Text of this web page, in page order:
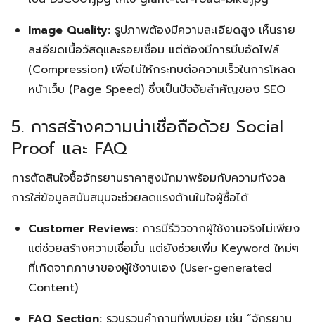
Search
for:
Image Quality: รูปภาพต้องมีความละเอียดสูง เห็นราย
ละเอียดเนื้อวัสดุและรอยเชื่อม แต่ต้องมีการบีบอัดไฟล์
(Compression) เพื่อไม่ให้กระทบต่อความเร็วในการโหลด
หน้าเว็บ (Page Speed) ซึ่งเป็นปัจจัยสำคัญของ SEO
5. การสร้างความน่าเชื่อถือด้วย Social
Proof และ FAQ
การตัดสินใจซื้อจักรยานราคาสูงมักมาพร้อมกับความกังวล
การใส่ข้อมูลสนับสนุนจะช่วยลดแรงต้านในใจผู้ซื้อได้
Customer Reviews: การมีรีวิวจากผู้ใช้งานจริงไม่เพียง
แต่ช่วยสร้างความเชื่อมั่น แต่ยังช่วยเพิ่ม Keyword ใหม่ๆ
ที่เกิดจากภาษาของผู้ใช้งานเอง (User-generated
Content)
FAQ Section: รวบรวมคำถามที่พบบ่อย เช่น “จักรยาน